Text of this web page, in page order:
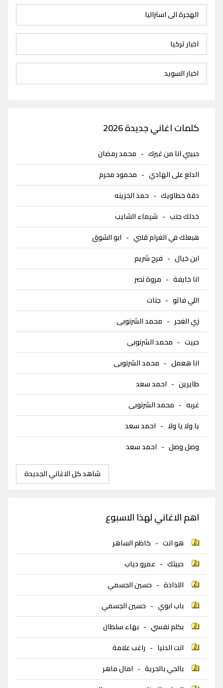
الهجرة الى استراليا
اخبار تركيا
اخبار السويد
كلمات اغاني جديدة 2026
حبيبي انا من غيرك - محمد رمضان
الدلع على الهادي - محمود محرم
دقة خطاويك - حمد الخزينه
خدلك جنب - شيماء الشايب
هبعلك في الغرام قلبي - ابو الشوق
ابن خيال - فرح شريم
انا خايفة - مروة نصر
اللي فاتو - جنات
زي الغجر - محمد الشرنوبى
حبيت - محمد الشرنوبى
انا هعمل - محمد الشرنوبى
طايرين - احمد سعد
غربه - محمد الشرنوبى
يا ولا يا ولا - احمد سعد
وصل وصل - احمد سعد
شاهد كل الاغاني الجديدة
اهم الاغاني لهذا الاسبوع
هو انت - كاظم الساهر
حبيتك - عمرو دياب
اللذاذة - حسين الجسمي
باب ابوي - حسين الجسمي
بكلم نفسي - بهاء سلطان
انت الدنيا - راغب علامة
بالجي بالحرية - امال ماهر